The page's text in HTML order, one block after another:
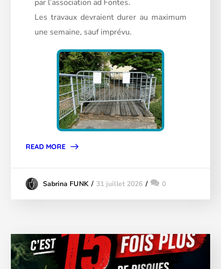
par l’association ad Fontes.
Les travaux devraient durer au maximum
une semaine, sauf imprévu.
READ MORE
Sabrina FUNK 31 juillet 2026 0